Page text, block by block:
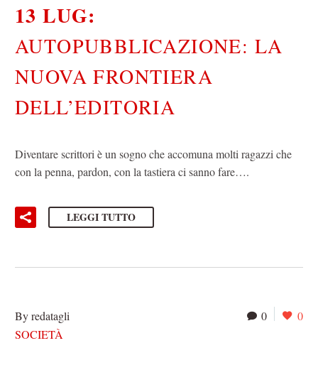
13 LUG:
AUTOPUBBLICAZIONE: LA
NUOVA FRONTIERA
DELL’EDITORIA
Diventare scrittori è un sogno che accomuna molti ragazzi che
con la penna, pardon, con la tastiera ci sanno fare….
LEGGI TUTTO
0 0
By redatagli
SOCIETÀ